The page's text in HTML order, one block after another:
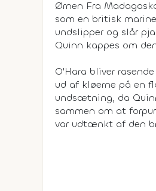
Ørnen Fra
som en britisk
undslipper og slår
Quinn kappes om
O'Hara bliver
ud af kløerne på en
undsætning, da
sammen om at
var udtænkt af den